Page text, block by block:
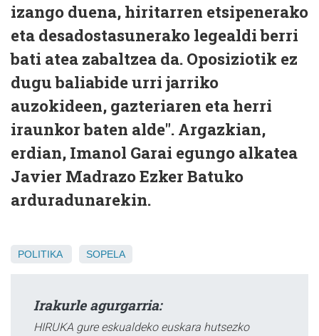
izango duena, hiritarren etsipenerako
eta desadostasunerako legealdi berri
bati atea zabaltzea da. Oposiziotik ez
dugu baliabide urri jarriko
auzokideen, gazteriaren eta herri
iraunkor baten alde". Argazkian,
erdian, Imanol Garai egungo alkatea
Javier Madrazo Ezker Batuko
arduradunarekin.
POLITIKA SOPELA
Irakurle agurgarria:
HIRUKA gure eskualdeko euskara hutsezko